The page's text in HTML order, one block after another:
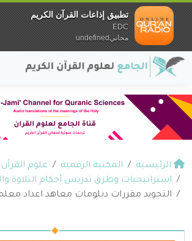
الرئيسية المكتبة الرقمية
علوم القرآن
استراتيجيات وطرق تدريس أحكام التلاوة
التجويد مقررات دبلومات معاهد اعداد
تطبيق إذاعات القرآن الكريم
EDC
مجانيundefined